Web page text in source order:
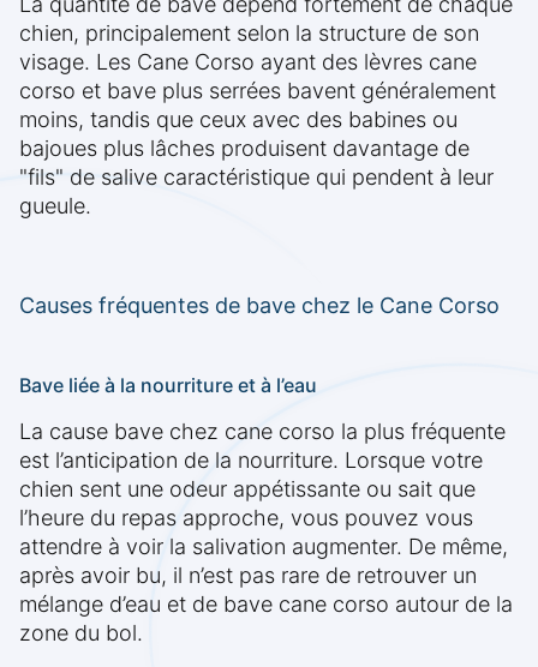
chien, principalement selon la structure de son
visage. Les Cane Corso ayant des lèvres cane
corso et bave plus serrées bavent généralement
moins, tandis que ceux avec des babines ou
bajoues plus lâches produisent davantage de
"fils" de salive caractéristique qui pendent à leur
gueule.
Causes fréquentes de bave chez le Cane Corso
Bave liée à la nourriture et à l’eau
La cause bave chez cane corso la plus fréquente
est l’anticipation de la nourriture. Lorsque votre
chien sent une odeur appétissante ou sait que
l’heure du repas approche, vous pouvez vous
attendre à voir la salivation augmenter. De même,
après avoir bu, il n’est pas rare de retrouver un
mélange d’eau et de bave cane corso autour de la
zone du bol.